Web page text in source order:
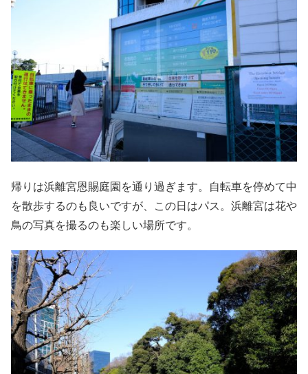
帰りは浜離宮恩賜庭園を通り過ぎます。自転車を停めて中
を散歩するのも良いですが、この日はパス。浜離宮は花や
鳥の写真を撮るのも楽しい場所です。